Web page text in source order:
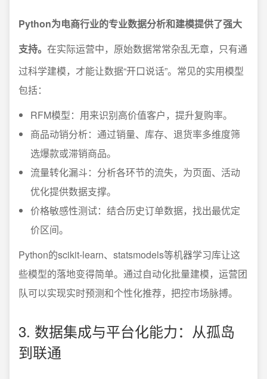
Python为电商行业的专业数据分析和建模提供了强大
支持。 在实际运营中，原始数据常常杂乱无章，只有通
过科学建模，才能让数据“开口说话”。常见的实用模型
包括：
RFM模型：用来识别高价值客户，提升复购率。
商品动销分析：通过销量、库存、退货率多维度筛
选爆款或滞销商品。
流量转化漏斗：分析各环节的流失，为页面、活动
优化提供数据支撑。
价格敏感性测试：结合历史订单数据，找出最优定
价区间。
Python的scikit-learn、statsmodels等机器学习库让这
些模型的落地变得简单。通过自动化批量建模，运营团
队可以实现实时预测和个性化推荐，把控市场脉搏。
3. 数据集成与平台化能力：从孤岛
到联通